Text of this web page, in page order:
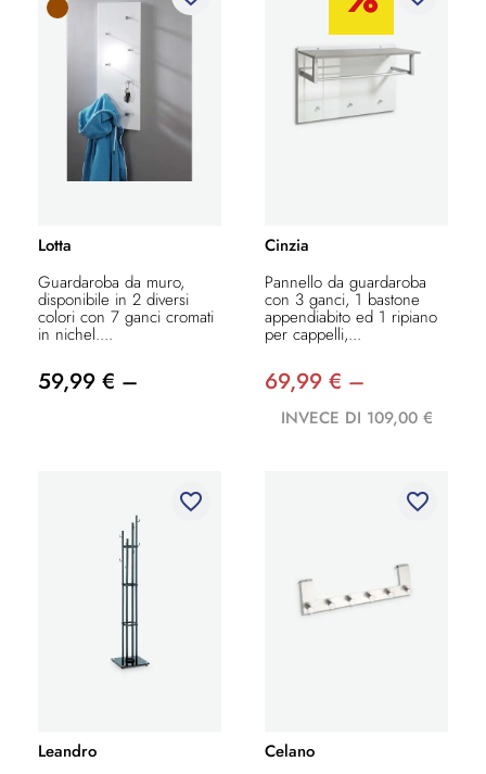
Lotta
Guardaroba da muro,
disponibile in 2 diversi
colori con 7 ganci cromati
in nichel....
59,99 € –
Cinzia
Pannello da guardaroba
con 3 ganci, 1 bastone
appendiabito ed 1 ripiano
per cappelli,...
69,99 € –
INVECE DI 109,00 €
favorite_border
Leandro
favorite_border
Celano